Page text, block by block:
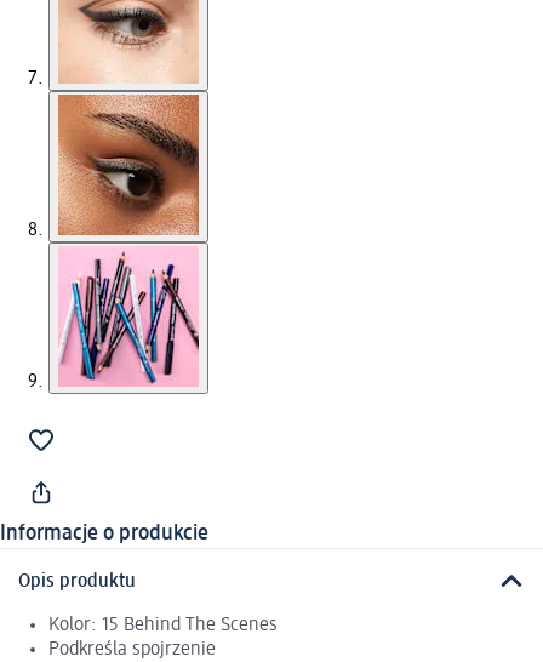
Informacje o produkcie
Opis produktu
Kolor: 15 Behind The Scenes
Podkreśla spojrzenie